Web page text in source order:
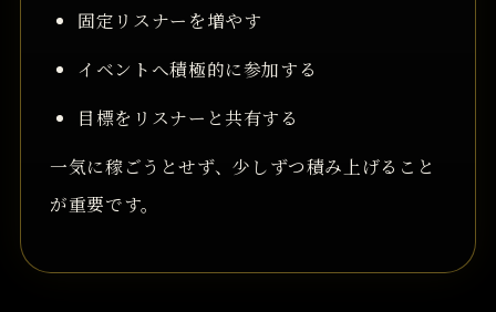
固定リスナーを増やす
イベントへ積極的に参加する
目標をリスナーと共有する
一気に稼ごうとせず、少しずつ積み上げること
が重要です。